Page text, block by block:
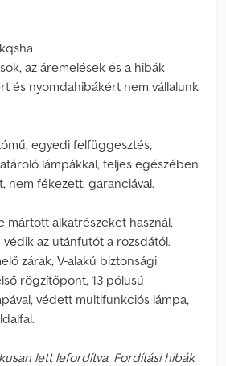
az áremelések és a hibák
és nyomdahibákért nem vállalunk
egyedi felfüggesztés,
lámpákkal, teljes egészében
nem fékezett, garanciával.
alkatrészeket használ,
az utánfutót a rozsdától.
zárak, V-alakú biztonsági
rögzítőpont, 13 pólusú
védett multifunkciós lámpa,
lett lefordítva. Fordítási hibák